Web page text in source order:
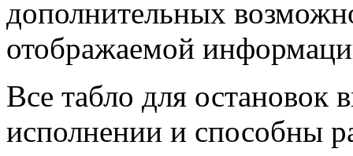
дополнительных
отображаемой
Все табло для остановок
исполнении и способны